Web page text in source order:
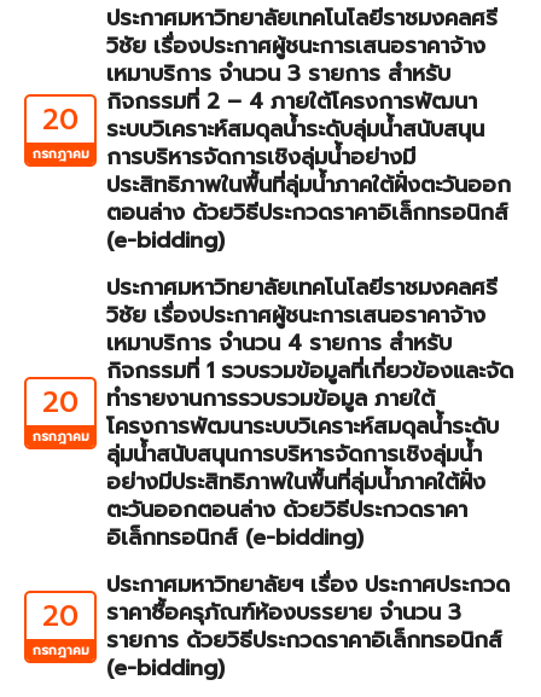
20
กรกฎาคม
ประกาศมหาวิทยาลัยเทคโนโลยีราชมงคลศรี
วิชัย เรื่องประกาศผู้ชนะการเสนอราคาจ้าง
เหมาบริการ จำนวน 3 รายการ สำหรับ
กิจกรรมที่ 2 – 4 ภายใต้โครงการพัฒนา
ระบบวิเคราะห์สมดุลน้ำระดับลุ่มน้ำสนับสนุน
การบริหารจัดการเชิงลุ่มน้ำอย่างมี
ประสิทธิภาพในพื้นที่ลุ่มน้ำภาคใต้ฝั่งตะวันออก
ตอนล่าง ด้วยวิธีประกวดราคาอิเล็กทรอนิกส์
(e-bidding)
20
กรกฎาคม
ประกาศมหาวิทยาลัยเทคโนโลยีราชมงคลศรี
วิชัย เรื่องประกาศผู้ชนะการเสนอราคาจ้าง
เหมาบริการ จำนวน 4 รายการ สำหรับ
กิจกรรมที่ 1 รวบรวมข้อมูลที่เกี่ยวข้องและจัด
ทำรายงานการรวบรวมข้อมูล ภายใต้
โครงการพัฒนาระบบวิเคราะห์สมดุลน้ำระดับ
ลุ่มน้ำสนับสนุนการบริหารจัดการเชิงลุ่มน้ำ
อย่างมีประสิทธิภาพในพื้นที่ลุ่มน้ำภาคใต้ฝั่ง
ตะวันออกตอนล่าง ด้วยวิธีประกวดราคา
อิเล็กทรอนิกส์ (e-bidding)
20
กรกฎาคม
ประกาศมหาวิทยาลัยฯ เรื่อง ประกาศประกวด
ราคาซื้อครุภัณฑ์ห้องบรรยาย จำนวน 3
รายการ ด้วยวิธีประกวดราคาอิเล็กทรอนิกส์
(e-bidding)